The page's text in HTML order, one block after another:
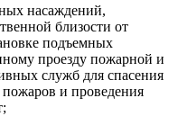
насаждений,
близости от
подъемных
проезду пожарной и
служб для спасения
и проведения